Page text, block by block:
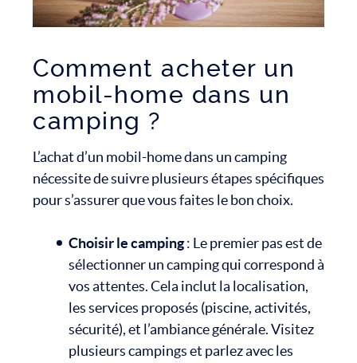
Comment acheter un
mobil-home dans un
camping ?
L’achat d’un mobil-home dans un camping
nécessite de suivre plusieurs étapes spécifiques
pour s’assurer que vous faites le bon choix.
Choisir le camping: Le premier pas est de
sélectionner un camping qui correspond à
vos attentes. Cela inclut la localisation,
les services proposés (piscine, activités,
sécurité), et l’ambiance générale. Visitez
plusieurs campings et parlez avec les